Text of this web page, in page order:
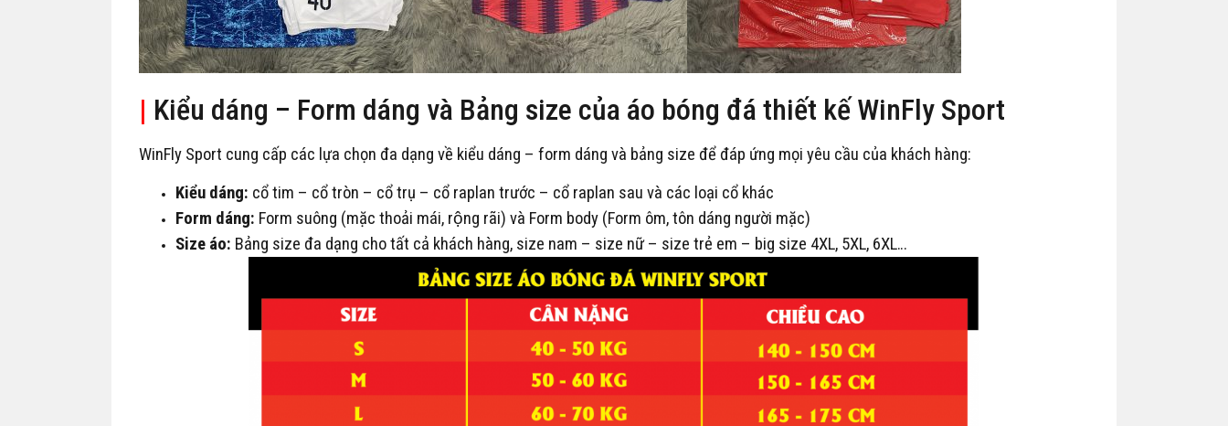
| Kiểu dáng – Form dáng và Bảng size của áo bóng đá thiết kế WinFly Sport
WinFly Sport cung cấp các lựa chọn đa dạng về kiểu dáng – form dáng và bảng size để đáp ứng mọi yêu cầu của khách hàng:
Kiểu dáng: cổ tim – cổ tròn – cổ trụ – cổ raplan trước – cổ raplan sau và các loại cổ khác
Form dáng: Form suông (mặc thoải mái, rộng rãi) và Form body (Form ôm, tôn dáng người mặc)
Size áo: Bảng size đa dạng cho tất cả khách hàng, size nam – size nữ – size trẻ em – big size 4XL, 5XL, 6XL…